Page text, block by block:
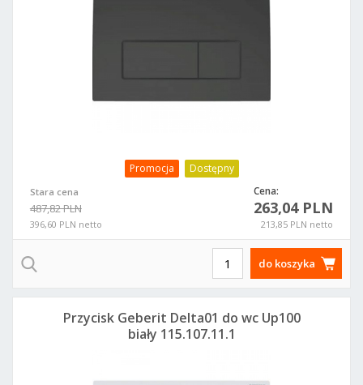
Promocja Dostępny
Stara cena
487,82 PLN
396,60 PLN netto
Cena:
263,04 PLN
213,85 PLN netto
do koszyka
Przycisk Geberit Delta01 do wc Up100
biały 115.107.11.1